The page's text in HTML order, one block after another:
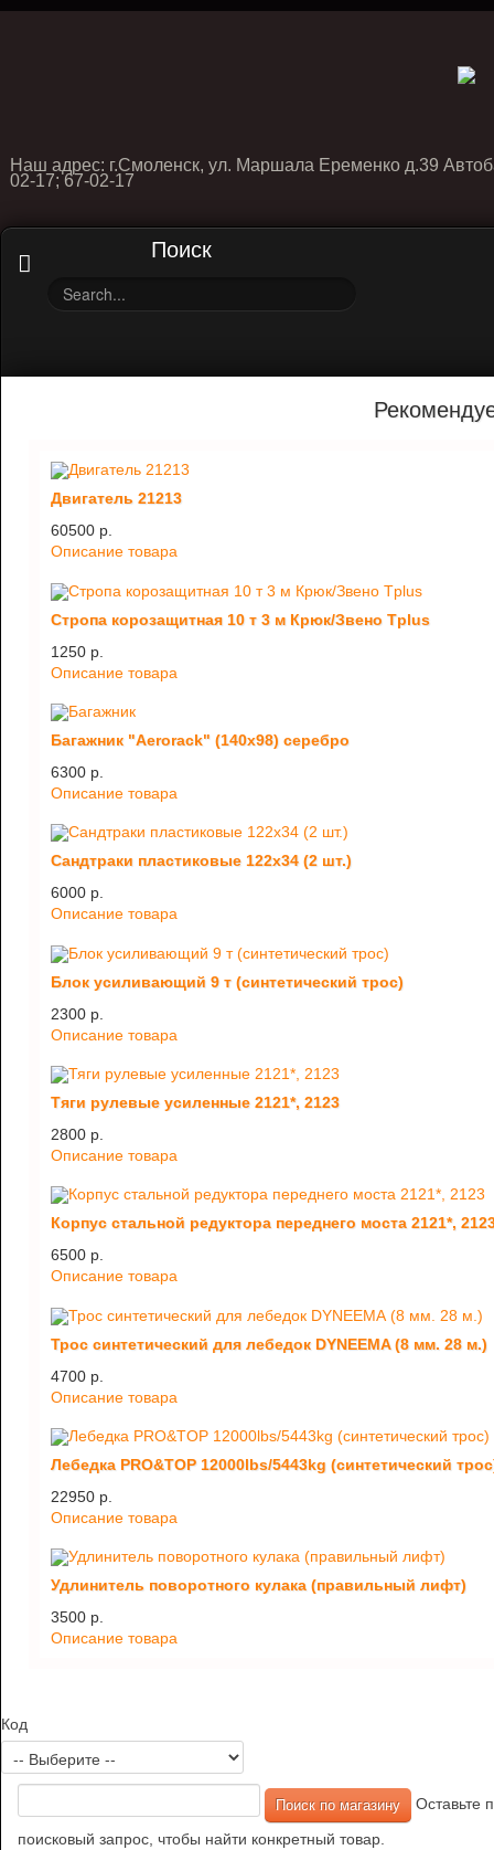
Наш адрес: г.Смоленск, ул. Маршала Еременко д.39
02-17; 67-02-17
Поиск
Двигатель 21213
60500 p.
Описание товара
Стропа корозащитная 10 т 3 м Крюк/Звено Tplus
1250 p.
Описание товара
Багажник "Aerorack" (140х98) серебро
6300 p.
Описание товара
Сандтраки пластиковые 122х34 (2 шт.)
6000 p.
Описание товара
Блок усиливающий 9 т (синтетический трос)
2300 p.
Описание товара
Тяги рулевые усиленные 2121*, 2123
2800 p.
Описание товара
Корпус стальной редуктора переднего моста 2121*,
6500 p.
Описание товара
Трос синтетический для лебедок DYNEEMA (8 мм. 28 м.)
4700 p.
Описание товара
Лебедка PRO&TOP 12000lbs/5443kg (синтетический
22950 p.
Описание товара
Удлинитель поворотного кулака (правильный лифт)
3500 p.
Описание товара
Код
Оставьте
поисковый запрос, чтобы найти конкретный товар.